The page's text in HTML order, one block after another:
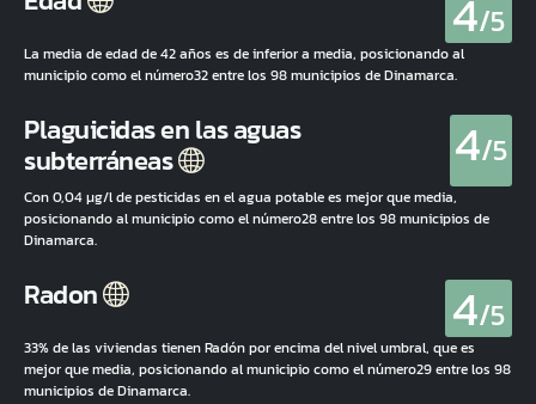
4/5
La media de edad de 42 años es de inferior a media, posicionando al
municipio como el número32 entre los 98 municipios de Dinamarca.
Plaguicidas en las aguas
subterráneas 4/5
Con 0,04 µg/l de pesticidas en el agua potable es mejor que media,
posicionando al municipio como el número28 entre los 98 municipios de
Dinamarca.
Radon 4/5
33% de las viviendas tienen Radón por encima del nivel umbral, que es
mejor que media, posicionando al municipio como el número29 entre los 98
municipios de Dinamarca.